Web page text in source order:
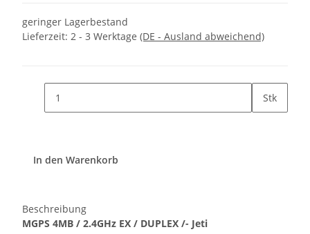
geringer Lagerbestand
Lieferzeit: 2 - 3 Werktage (DE - Ausland abweichend)
Stk
In den Warenkorb
Beschreibung
MGPS 4MB / 2.4GHz EX / DUPLEX /- Jeti